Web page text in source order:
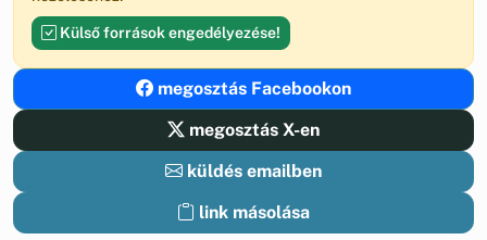
Külső források engedélyezése!
megosztás Facebookon
megosztás X-en
küldés emailben
link másolása